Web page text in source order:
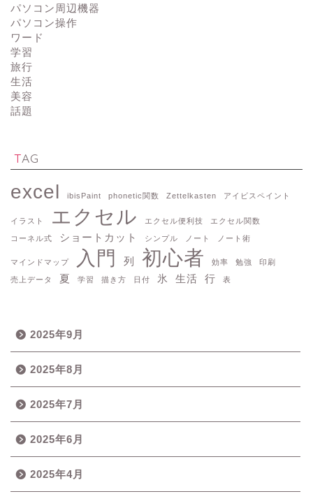
パソコン周辺機器
パソコン操作
ワード
学習
旅行
生活
美容
話題
TAG
excel ibisPaint phonetic関数 Zettelkasten アイビスペイント
イラスト エクセル エクセル便利技 エクセル関数
コーネル式 ショートカット シンプル ノート ノート術
マインドマップ 入門 列 初心者 効率 勉強 印刷
売上データ 夏 学習 描き方 日付 氷 生活 行 表
2025年9月
2025年8月
2025年7月
2025年6月
2025年4月